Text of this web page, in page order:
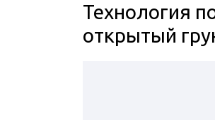
Технология
открытый